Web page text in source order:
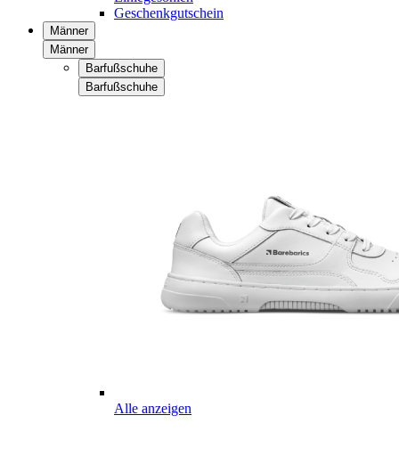
Geschenkgutschein
Männer
Männer
Barfußschuhe
Barfußschuhe
Alle anzeigen